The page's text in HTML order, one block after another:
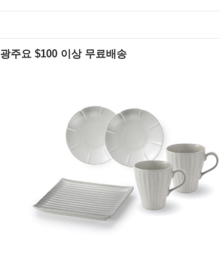
광주요 $100 이상 무료배송